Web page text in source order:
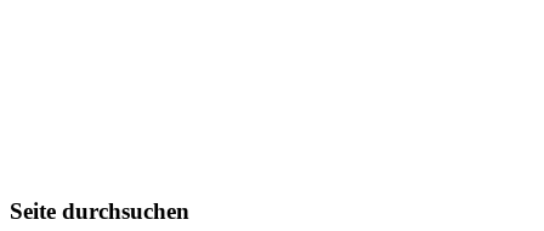
Seite durchsuchen